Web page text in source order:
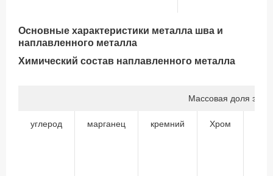
Основные характеристики металла шва и
наплавленного металла
Химический состав наплавленного металла
Массовая доля
углерод марганец кремний Хром